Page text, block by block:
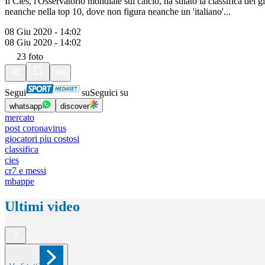
neanche nella top 10, dove non figura neanche un 'italiano'...
08 Giu 2020 - 14:02
08 Giu 2020 - 14:02
23 foto
Segui suSeguici su
whatsapp discover
mercato
post coronavirus
giocatori piu costosi
classifica
cies
cr7 e messi
mbappe
Ultimi video